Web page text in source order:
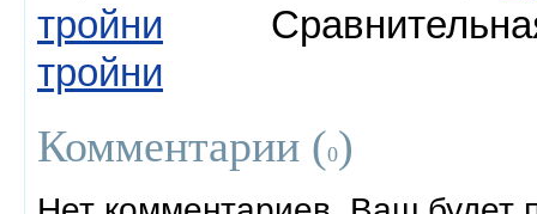
тройни
тройни
Комментарии (0)